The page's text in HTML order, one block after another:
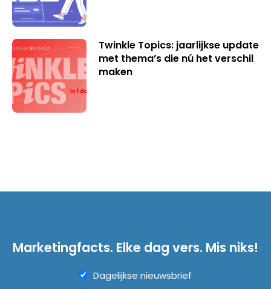
Twinkle Topics: jaarlijkse update
met thema’s die nú het verschil
maken
Marketingfacts. Elke dag vers. Mis niks!
Dagelijkse nieuwsbrief